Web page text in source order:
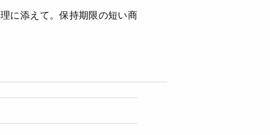
に添えて。保持期限の短い商